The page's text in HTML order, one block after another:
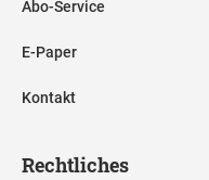
Abo-Service
E-Paper
Kontakt
Rechtliches